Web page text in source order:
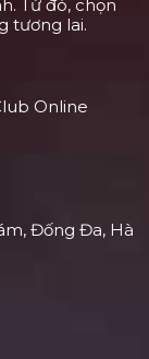
Từ đó, chọn
tương lai.
Online
Đống Đa, Hà